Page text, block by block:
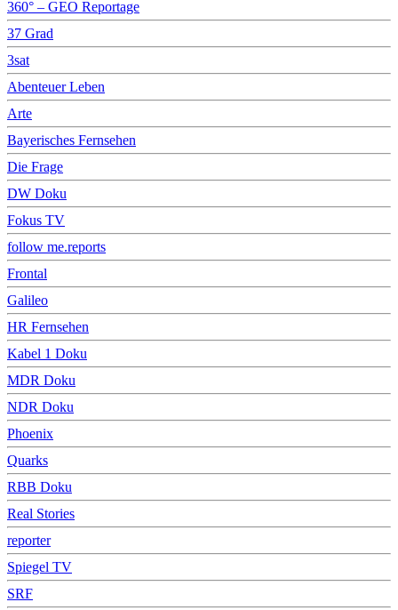
360° – GEO Reportage
37 Grad
3sat
Abenteuer Leben
Arte
Bayerisches Fernsehen
Die Frage
DW Doku
Fokus TV
follow me.reports
Frontal
Galileo
HR Fernsehen
Kabel 1 Doku
MDR Doku
NDR Doku
Phoenix
Quarks
RBB Doku
Real Stories
reporter
Spiegel TV
SRF